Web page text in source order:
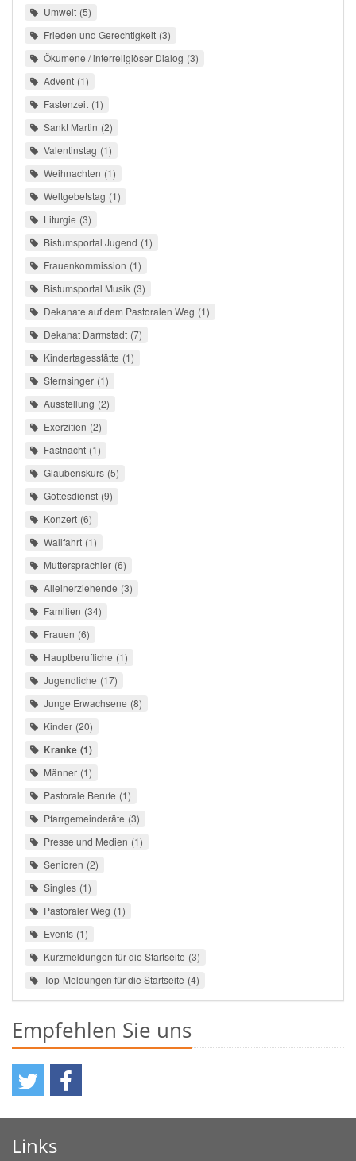
Umwelt 5
Frieden und Gerechtigkeit 3
Ökumene / interreligiöser Dialog 3
Advent 1
Fastenzeit 1
Sankt Martin 2
Valentinstag 1
Weihnachten 1
Weltgebetstag 1
Liturgie 3
Bistumsportal Jugend 1
Frauenkommission 1
Bistumsportal Musik 3
Dekanate auf dem Pastoralen Weg 1
Dekanat Darmstadt 7
Kindertagesstätte 1
Sternsinger 1
Ausstellung 2
Exerzitien 2
Fastnacht 1
Glaubenskurs 5
Gottesdienst 9
Konzert 6
Wallfahrt 1
Muttersprachler 6
Alleinerziehende 3
Familien 34
Frauen 6
Hauptberufliche 1
Jugendliche 17
Junge Erwachsene 8
Kinder 20
Kranke 1
Männer 1
Pastorale Berufe 1
Pfarrgemeinderäte 3
Presse und Medien 1
Senioren 2
Singles 1
Pastoraler Weg 1
Events 1
Kurzmeldungen für die Startseite 3
Top-Meldungen für die Startseite 4
Empfehlen Sie uns
Links